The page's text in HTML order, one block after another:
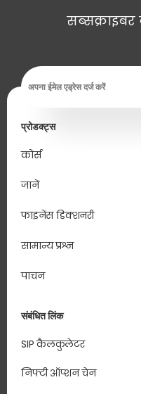
ईमेल एड्रेस आवश्यक है
प्रोडक्ट्स
कोर्स
जानें
फाइनेंस डिक्शनरी
सामान्य प्रश्न
पाचन
संबंधित लिंक
SIP कैलकुलेटर
निफ्टी ऑप्शन चेन